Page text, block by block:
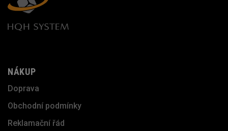
NÁKUP
Doprava
Obchodní podmínky
Reklamační řád